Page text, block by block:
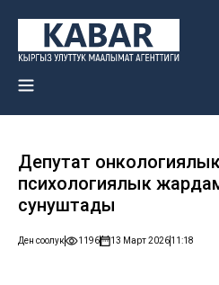
Депутат
психологиялык жардам
сунуштады
Ден соолук 1196 13 Март 202611:18